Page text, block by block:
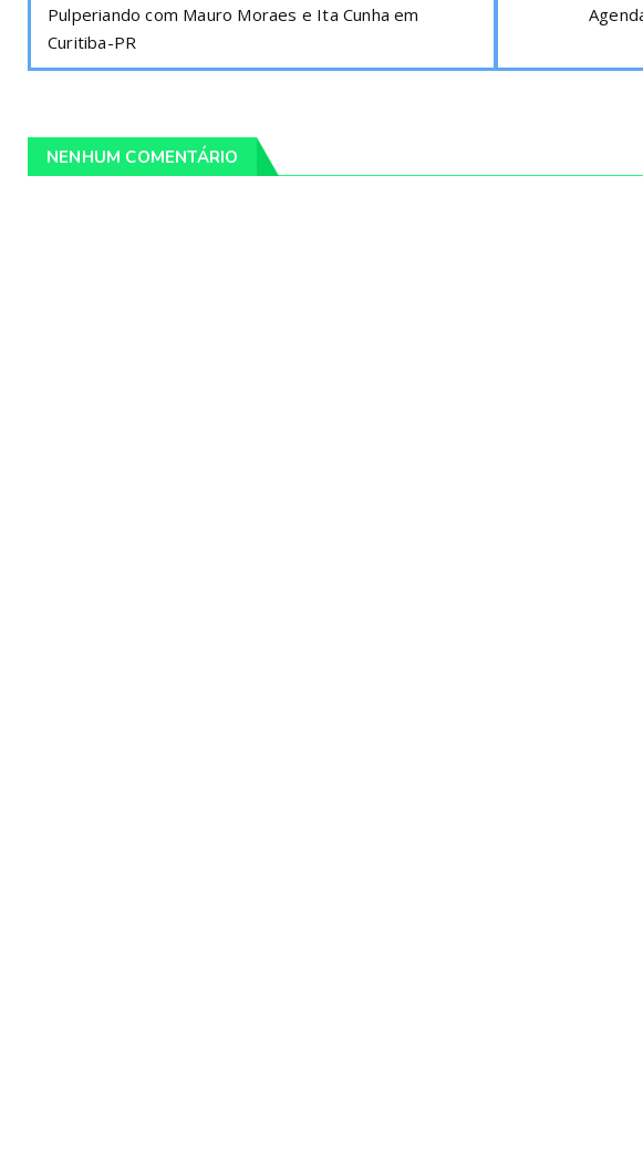
Pulperiando com Mauro Moraes e Ita Cunha em
Curitiba-PR
NENHUM COMENTÁRIO